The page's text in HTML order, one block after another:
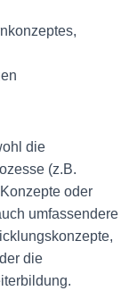
die
(z.B.
oder
umfassendere
die